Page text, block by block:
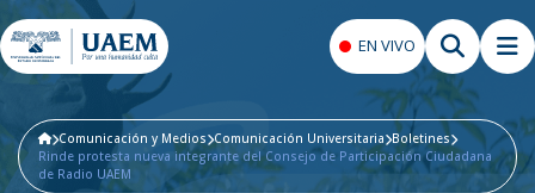
EN VIVO
Comunicación y Medios Comunicación Universitaria Boletines
Rinde protesta nueva integrante del Consejo de Participación Ciudadana
de Radio UAEM